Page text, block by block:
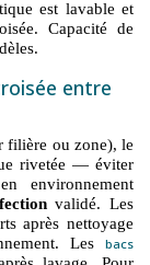
est lavable et
Capacité de
entre
filière ou zone), le
rivetée — éviter
environnement
validé. Les
après nettoyage
Les bacs